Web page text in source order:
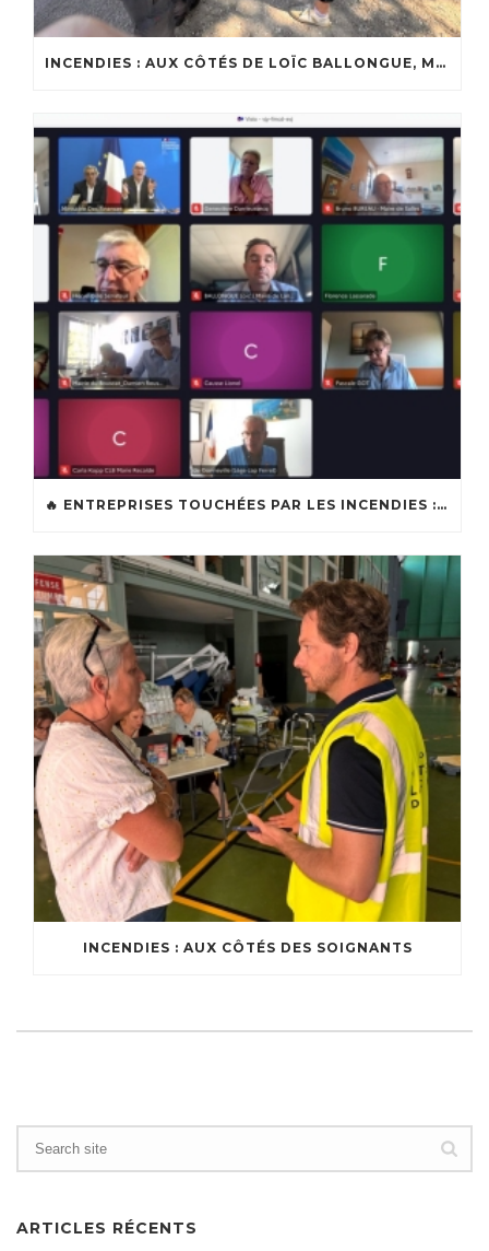
INCENDIES : AUX CÔTÉS DE LOÏC BALLONGUE, MAIRE DE LANTON
🔥 ENTREPRISES TOUCHÉES PAR LES INCENDIES : LES DISPOSITIFS D’ACCOMPAGNEMENT MIS EN PLACE AFIN DE SOUTENIR LES ENTREPRISES ET LES TRAVAILLEURS INDÉPENDANTS IMPACTÉS SUR LE BASSIN D’ARCACHON
INCENDIES : AUX CÔTÉS DES SOIGNANTS
ARTICLES RÉCENTS